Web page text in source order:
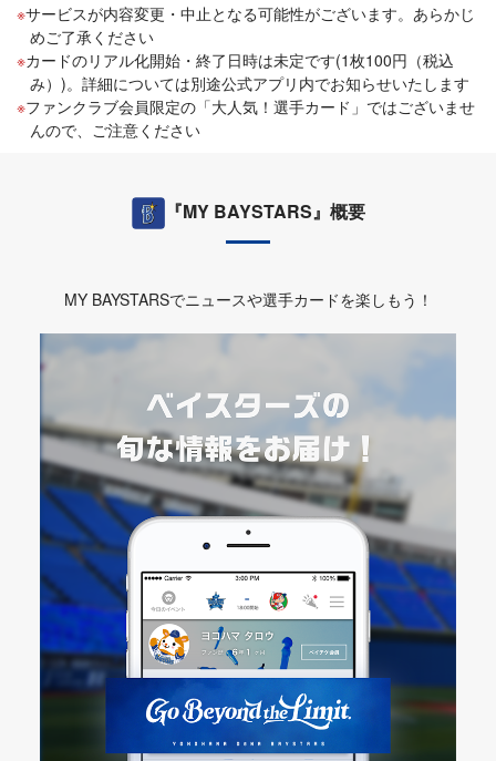
サービスが内容変更・中止となる可能性がございます。あらかじ
めご了承ください
カードのリアル化開始・終了日時は未定です(1枚100円（税込
み）)。詳細については別途公式アプリ内でお知らせいたします
ファンクラブ会員限定の「大人気！選手カード」ではございませ
んので、ご注意ください
『MY BAYSTARS』概要
MY BAYSTARSでニュースや選手カードを楽しもう！